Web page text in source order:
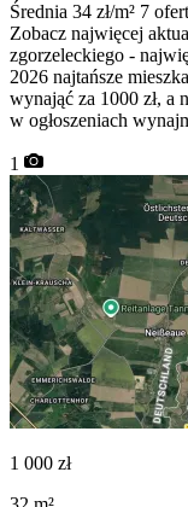
Średnia 34 zł/m² 7 ofert
Zobacz najwięcej
zgorzeleckiego -
2026 najtańsze
wynająć za 1000 zł, a
w ogłoszeniach
1
1 000 zł